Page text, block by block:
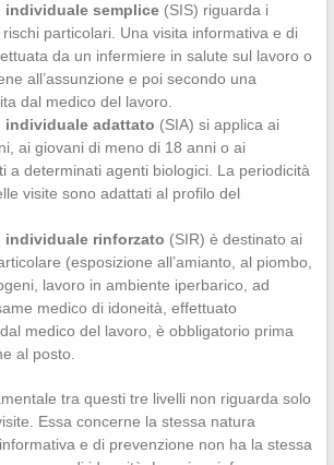
individuale semplice(SIS) riguarda i
particolari. Una visita informativa e di
da un infermiere in salute sul lavoro o
all’assunzione e poi secondo una
dal medico del lavoro.
individuale adattato (SIA) si applica ai
ai giovani di meno di 18 anni o ai
a determinati agenti biologici. La periodicità
visite sono adattati al profilo del
individuale rinforzato (SIR) è destinato ai
(esposizione all’amianto, al piombo,
lavoro in ambiente iperbarico, ad
medico di idoneità, effettuato
medico del lavoro, è obbligatorio prima
al posto.
tra questi tre livelli non riguarda solo
Essa concerne la stessa natura
e di prevenzione non ha la stessa